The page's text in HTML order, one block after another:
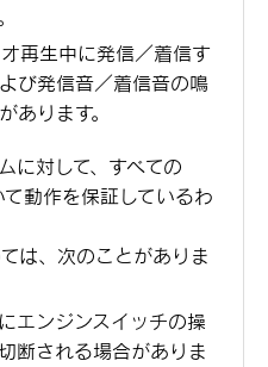
再生中に発信／着信す
び発信音／着信音の鳴
あります。
に対して、すべての
動作を保証しているわ
は、次のことがありま
エンジンスイッチの操
断される場合がありま